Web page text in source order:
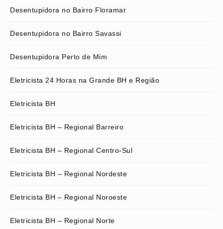
Desentupidora no Bairro Floramar
Desentupidora no Bairro Savassi
Desentupidora Perto de Mim
Eletricista 24 Horas na Grande BH e Região
Eletricista BH
Eletricista BH – Regional Barreiro
Eletricista BH – Regional Centro-Sul
Eletricista BH – Regional Nordeste
Eletricista BH – Regional Noroeste
Eletricista BH – Regional Norte